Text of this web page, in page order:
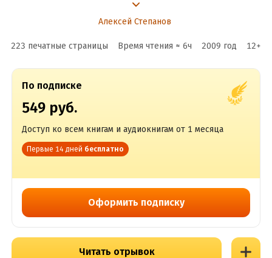
транспорта
Алексей Степанов
223 печатные страницы Время чтения ≈ 6ч 2009 год 12+
По подписке
549 руб.
Доступ ко всем книгам и аудиокнигам от 1 месяца
Первые 14 дней бесплатно
Оформить подписку
Читать отрывок